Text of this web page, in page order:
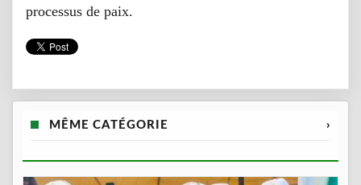
processus de paix.
MÊME CATÉGORIE ›